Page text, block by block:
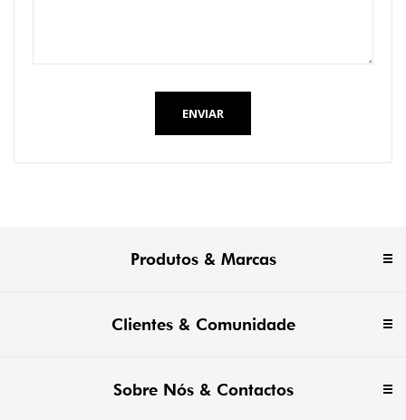
ENVIAR
Produtos & Marcas
Clientes & Comunidade
Sobre Nós & Contactos